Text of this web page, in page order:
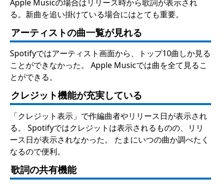
Apple Musicの場合はリリース時から歌詞が表示され
る。新曲を追い掛けている場合にはとても重要。
アーティストの曲一覧が見れる
Spotifyではアーティスト画面から、トップ10曲しか見る
ことができなかった。 Apple Musicでは曲を全て見るこ
とができる。
クレジット機能が充実している
「クレジット表示」で作編曲者やリリース日が表示され
る。 Spotifyではクレジットは表示されるものの、リリ
ース日が表示されなかった。 たまにいつの曲か調べたく
なるので便利。
歌詞の共有機能